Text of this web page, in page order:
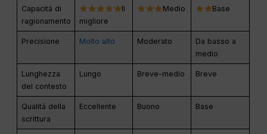
Capacità di
ragionamento
Il
migliore
Medio Base
Precisione Molto alto Moderato
Da basso a
medio
Lunghezza
del contesto
Lungo Breve-medio Breve
Qualità della
scrittura
Eccellente Buono Base